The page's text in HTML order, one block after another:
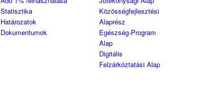
Statisztika
Határozatok
Dokumentumok
Közösségfejlesztési
Alaprész
Egészség-Program
Alap
Digitális
Felzárkóztatási Alap